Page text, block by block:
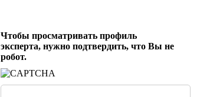
Чтобы просматривать профиль
эксперта, нужно подтвердить, что Вы не
робот.